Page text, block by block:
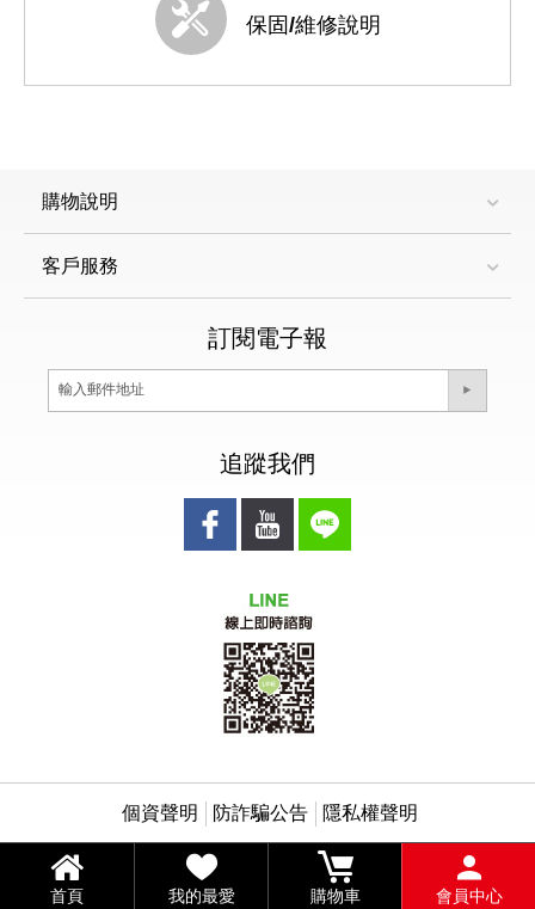
首頁 我的最愛 購物車 會員中心
保固/維修說明
購物說明
客戶服務
訂閱電子報
追蹤我們
個資聲明 防詐騙公告 隱私權聲明